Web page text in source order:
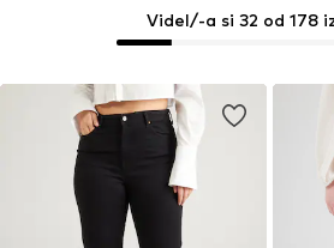
Videl/-a si 32 od 178